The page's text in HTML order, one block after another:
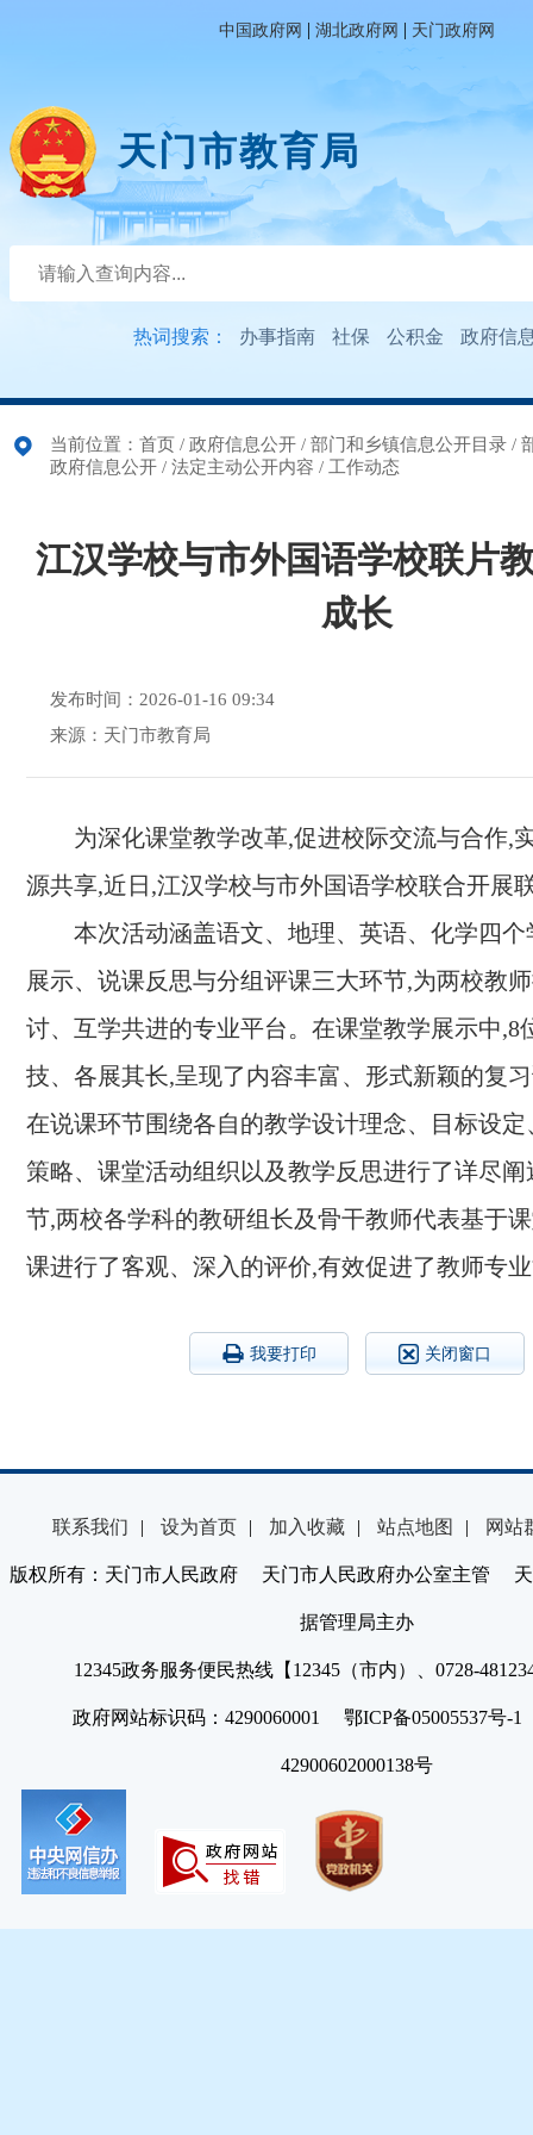
中国政府网 | 湖北政府网 | 天门政府网
天门市教育局
热词搜索： 办事指南 社保 公积金 政府信
当前位置： 首页 / 政府信息公开 / 部门和乡镇信息公开目录 /
政府信息公开 / 法定主动公开内容 / 工作动态
江汉学校与市外国语学校联片
成长
发布时间：2026-01-16 09:34
来源：天门市教育局
为深化课堂教学改革,促进校际交流与合作,
源共享,近日,江汉学校与市外国语学校联合开展
本次活动涵盖语文、地理、英语、化学四
展示、说课反思与分组评课三大环节,为两校教
讨、互学共进的专业平台。在课堂教学展示中,8
技、各展其长,呈现了内容丰富、形式新颖的复
在说课环节围绕各自的教学设计理念、目标设
策略、课堂活动组织以及教学反思进行了详尽
节,两校各学科的教研组长及骨干教师代表基于
课进行了客观、深入的评价,有效促进了教师专
我要打印 关闭窗口
联系我们 | 设为首页 | 加入收藏 | 站点地图 | 网站
版权所有：天门市人民政府 天门市人民政府办公室主管 天
据管理局主办
12345政务服务便民热线【12345（市内）、0728-
政府网站标识码：4290060001 鄂ICP备05005537号
42900602000138号